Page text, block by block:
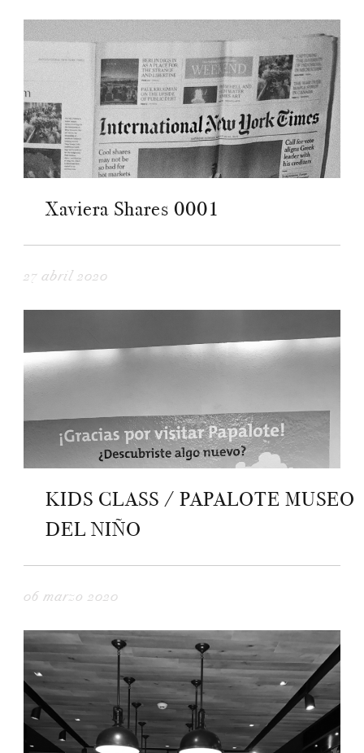
Xaviera Shares 0001
27 abril 2020
KIDS CLASS / PAPALOTE MUSEO
DEL NIÑO
06 marzo 2020